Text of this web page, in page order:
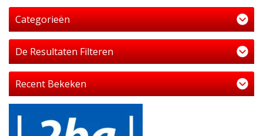
Categorieën
De Resultaten Filteren
Recent Bekeken